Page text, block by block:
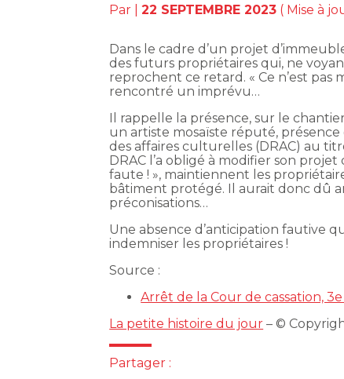
Par |22 SEPTEMBRE 2023 ( Mise à
Dans le cadre d’un projet
des futurs propriétaires qui, ne
reprochent ce retard. « Ce n’est
rencontré un imprévu…
Il rappelle la présence, sur le
un artiste mosaïste réputé,
des affaires culturelles (DRAC) au
DRAC l’a obligé à modifier son
faute ! », maintiennent les
bâtiment protégé. Il aurait donc dû
préconisations…
Une absence d’anticipation fautive
indemniser les propriétaires !
Source :
Arrêt de la Cour de cassation,
La petite histoire du jour – ©
Partager :